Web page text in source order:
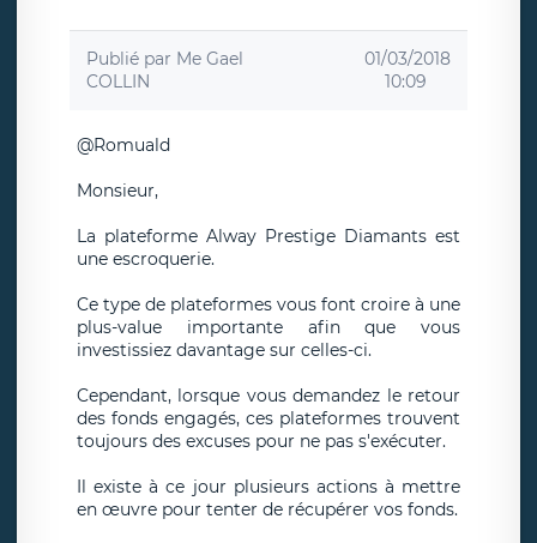
Publié par Me Gael
COLLIN
01/03/2018
10:09
@Romuald
Monsieur,
La plateforme Alway Prestige Diamants est
une escroquerie.
Ce type de plateformes vous font croire à une
plus-value importante afin que vous
investissiez davantage sur celles-ci.
Cependant, lorsque vous demandez le retour
des fonds engagés, ces plateformes trouvent
toujours des excuses pour ne pas s'exécuter.
Il existe à ce jour plusieurs actions à mettre
en œuvre pour tenter de récupérer vos fonds.